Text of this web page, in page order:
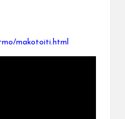
makotoiti.html